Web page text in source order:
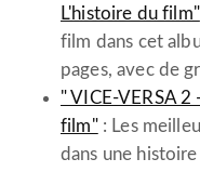
L'histoire du film"
film dans cet
pages, avec de
" VICE-VERSA
film": Les
dans une